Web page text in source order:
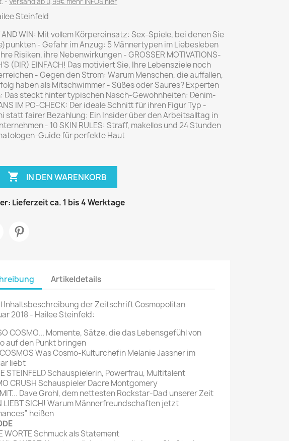
Motorrad
Classic
Zeitschrift
Markt
Rennen
Sport Motorrad
PM Magazin
Unser Wald
MUSIK
Breakout
Graceland
JUICE
Metal Hammer
MODE
Anna burda
Der Stern
Für Sie
neue mode
& VERBRAUCHER
Mann
&
Allgemeine
Illustrierte
SONSTIGE
Sonstige
Magazine
Steinfeld
AND WIN: Mit vollem Körpereinsatz: Sex-Spiele, bei denen Sie
- Gefahr im Anzug: 5 Männertypen im Liebesleben
Risiken, ihre Nebenwirkungen - GROSSER MOTIVATIONS-
(DIR) EINFACH! Das motiviert Sie, Ihre Lebensziele noch
- Gegen den Strom: Warum Menschen, die auffallen,
haben als Mit­schwimmer - Süßes oder Saures? Experten
Das steckt hinter typischen Nasch-Gewohnheiten: Denim-
IM PO-CHECK: Der ideale Schnitt für ihren Figur Typ -
statt fairer Bezahlung: Ein Insider über den Arbeitsalltag in
- 10 SKIN RULES: Straff, makellos und 24 Stunden
Guide für perfekte Haut
 IN DEN WARENKORB
Lieferzeit ca. 1 bis 4 Werktage
Artikeldetails
Inhaltsbeschreibung der Zeitschrift Cosmopolitan
2018 - Hailee Steinfeld:
COSMO... Momente, Sätze, die das Lebensgefühl von
auf den Punkt bringen
Was Cosmo-Kulturchefin Melanie Jassner im
liebt
STEINFELD Schauspielerin, Powerfrau, Multitalent
CRUSH Schauspieler Dacre Montgomery
MIT... Dave Grohl, dem nettesten Rockstar-Dad unserer Zeit
LIEBT SICH! Warum Männerfreundschaften jetzt
heißen
WORTE Schmuck als Statement